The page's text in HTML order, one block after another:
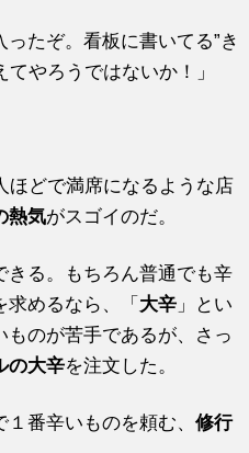
ったぞ。看板に書いてる”き
てやろうではないか！」
ほどで満席になるような店
熱気がスゴイのだ。
きる。もちろん普通でも辛
めるなら、「 大辛 」とい
ものが苦手であるが、さっ
の大辛を注文した。
１番辛いものを頼む、修行